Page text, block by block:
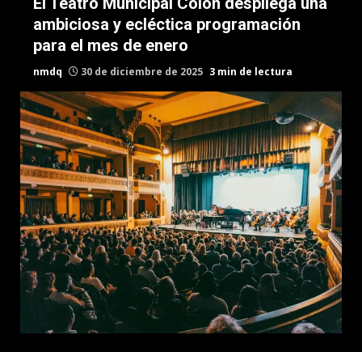
ambiciosa y ecléctica programación
para el mes de enero
nmdq 30 de diciembre de 2025 3 min de lectura